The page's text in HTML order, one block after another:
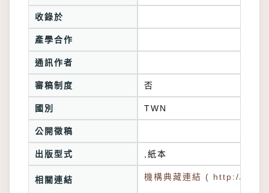
收錄於
產學合作
通訊作者
審稿制度 否
國別 TWN
公開徵稿
出版型式 ,紙本
相關連結 機構典藏連結 ( http://